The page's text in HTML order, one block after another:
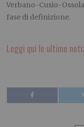
Verbano-Cusio-
fase di definizione.
Leggi qui le ultime